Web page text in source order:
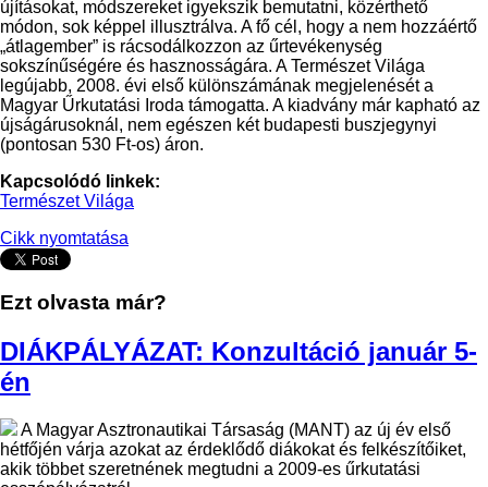
újításokat, módszereket igyekszik bemutatni, közérthető
módon, sok képpel illusztrálva. A fő cél, hogy a nem hozzáértő
„átlagember” is rácsodálkozzon az űrtevékenység
sokszínűségére és hasznosságára. A Természet Világa
legújabb, 2008. évi első különszámának megjelenését a
Magyar Űrkutatási Iroda támogatta. A kiadvány már kapható az
újságárusoknál, nem egészen két budapesti buszjegynyi
(pontosan 530 Ft-os) áron.
Kapcsolódó linkek:
Természet Világa
Cikk nyomtatása
Ezt olvasta már?
DIÁKPÁLYÁZAT: Konzultáció január 5-
én
A Magyar Asztronautikai Társaság (MANT) az új év első
hétfőjén várja azokat az érdeklődő diákokat és felkészítőiket,
akik többet szeretnének megtudni a 2009-es űrkutatási